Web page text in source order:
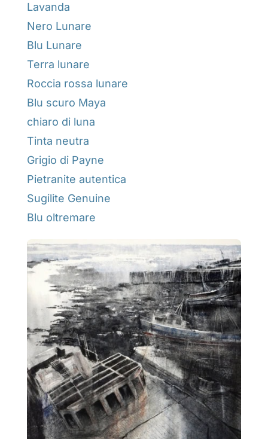
Lavanda
Nero Lunare
Blu Lunare
Terra lunare
Roccia rossa lunare
Blu scuro Maya
chiaro di luna
Tinta neutra
Grigio di Payne
Pietranite autentica
Sugilite Genuine
Blu oltremare